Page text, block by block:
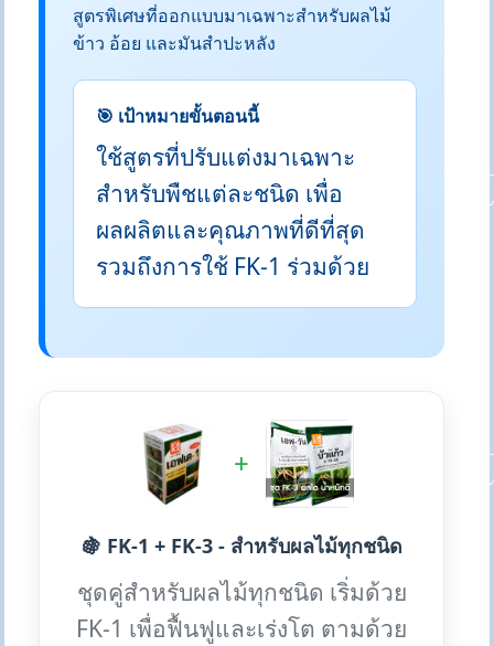
สูตรพิเศษที่ออกแบบมาเฉพาะสำหรับผลไม้
ข้าว อ้อย และมันสำปะหลัง
🎯 เป้าหมายขั้นตอนนี้
ใช้สูตรที่ปรับแต่งมาเฉพาะ
สำหรับพืชแต่ละชนิด เพื่อ
ผลผลิตและคุณภาพที่ดีที่สุด
รวมถึงการใช้ FK-1 ร่วมด้วย
+
🍇 FK-1 + FK-3 - สำหรับผลไม้ทุกชนิด
ชุดคู่สำหรับผลไม้ทุกชนิด เริ่มด้วย
FK-1 เพื่อฟื้นฟูและเร่งโต ตามด้วย